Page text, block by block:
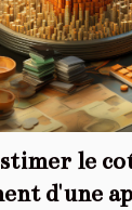
le
d'une